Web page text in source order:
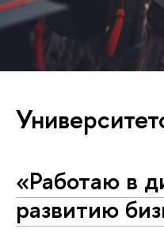
«Работаю в
развитию